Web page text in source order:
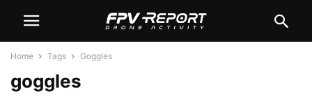
Home Tags Goggles
goggles